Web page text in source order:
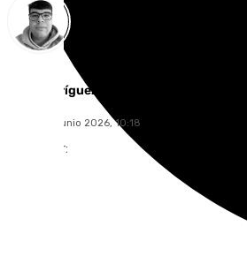
Eloy Rodríguez
jueves, 18 junio 2026, 10:18
Compartir: